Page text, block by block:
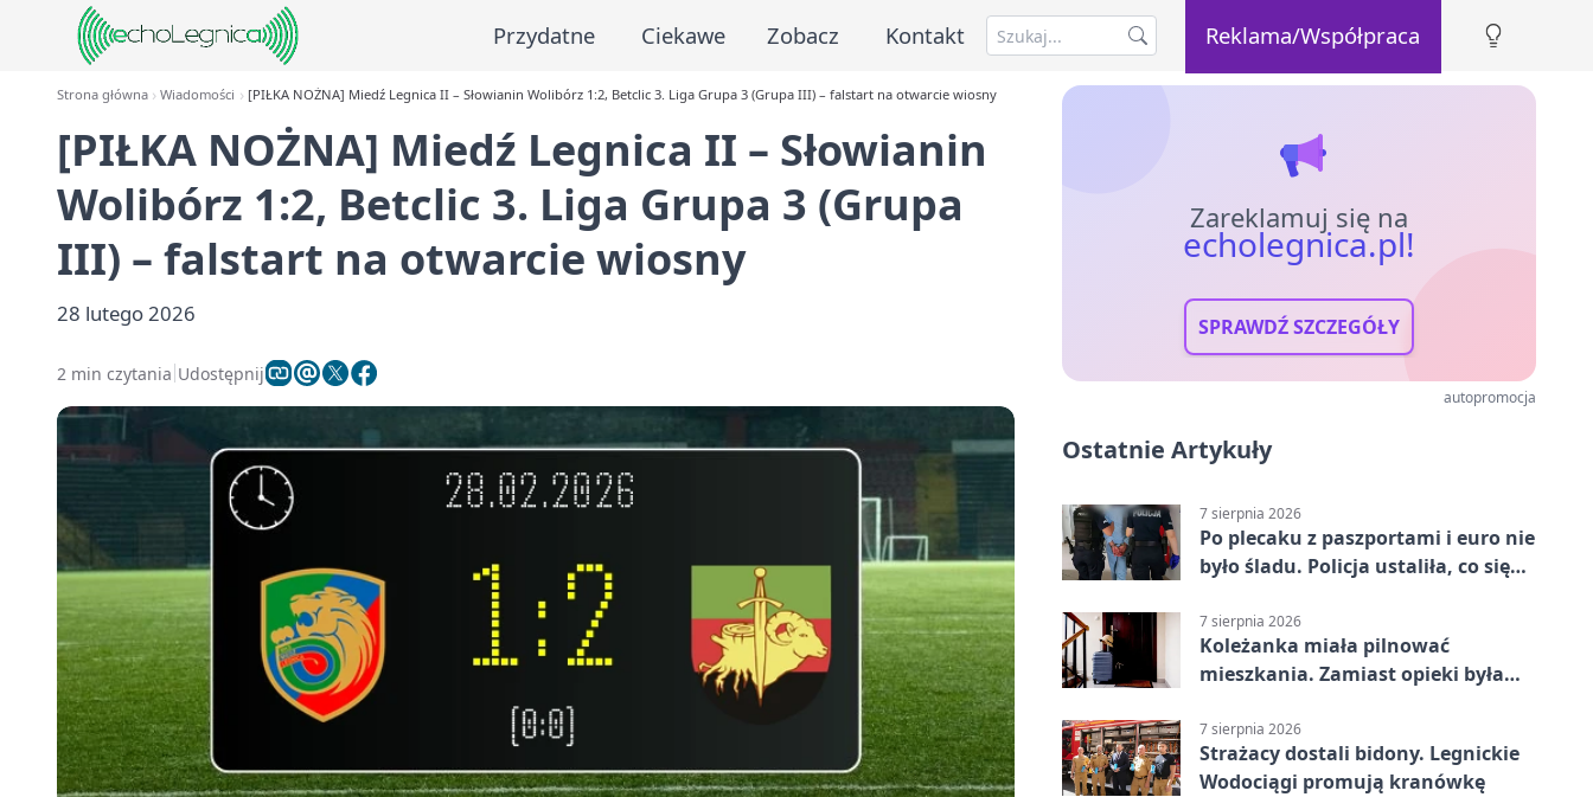
Przydatne Ciekawe Zobacz Kontakt Reklama/Współpraca
Strona główna Wiadomości [PIŁKA NOŻNA] Miedź Legnica II – Słowianin Wolibórz 1:2, Betclic 3. Liga Grupa 3 (Grupa III) – falstart na otwarcie wiosny
[PIŁKA NOŻNA] Miedź Legnica II – Słowianin
Wolibórz 1:2, Betclic 3. Liga Grupa 3 (Grupa
III) – falstart na otwarcie wiosny
28 lutego 2026
2 min czytania Udostępnij
Zareklamuj się na
echolegnica.pl!
SPRAWDŹ SZCZEGÓŁY
autopromocja
Ostatnie Artykuły
7 sierpnia 2026
Po plecaku z paszportami i euro nie
było śladu. Policja ustaliła, co się
7 sierpnia 2026
Koleżanka miała pilnować
mieszkania. Zamiast opieki była
7 sierpnia 2026
Strażacy dostali bidony. Legnickie
Wodociągi promują kranówkę